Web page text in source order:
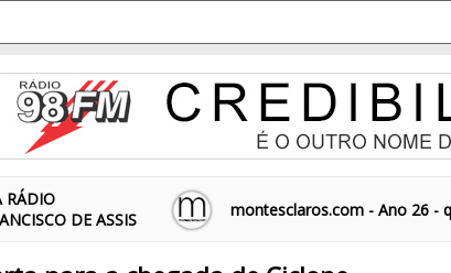
RÁDIO
DE ASSIS
montesclaros.com - Ano 26 -